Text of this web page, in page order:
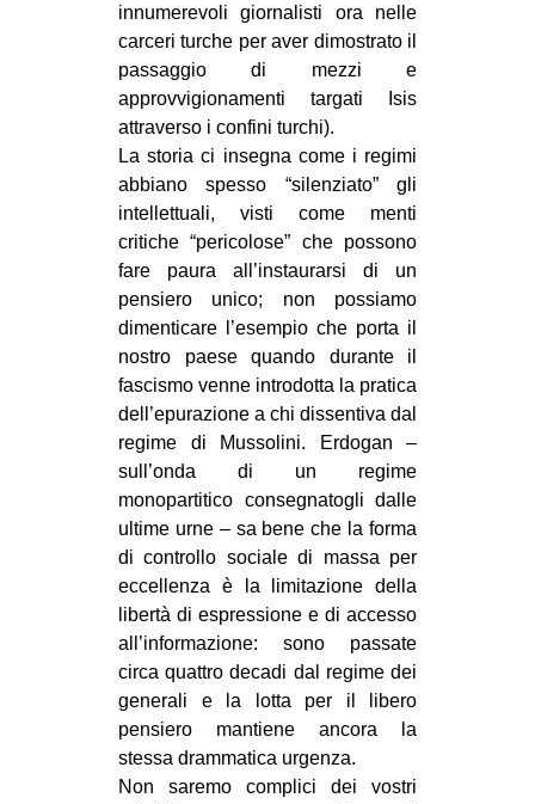
bsky
ms
SEARCH
innumerevoli giornalisti ora nelle
carceri turche per aver dimostrato il
passaggio di mezzi e
approvvigionamenti targati Isis
attraverso i confini turchi).
La storia ci insegna come i regimi
abbiano spesso “silenziato” gli
intellettuali, visti come menti
critiche “pericolose” che possono
fare paura all’instaurarsi di un
pensiero unico; non possiamo
dimenticare l’esempio che porta il
nostro paese quando durante il
fascismo venne introdotta la pratica
dell’epurazione a chi dissentiva dal
regime di Mussolini. Erdogan –
sull’onda di un regime
monopartitico consegnatogli dalle
ultime urne – sa bene che la forma
di controllo sociale di massa per
eccellenza è la limitazione della
libertà di espressione e di accesso
all’informazione: sono passate
circa quattro decadi dal regime dei
generali e la lotta per il libero
pensiero mantiene ancora la
stessa drammatica urgenza.
Non saremo complici dei vostri